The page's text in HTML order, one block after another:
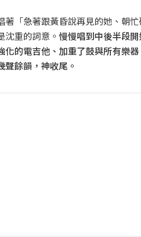
「急著跟黃昏說再見的她、朝忙
重的詞意。 慢慢唱到中後半段
的電吉他、加重了鼓與所有樂
餘韻，神收尾。